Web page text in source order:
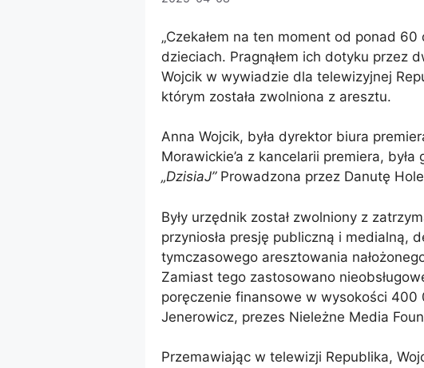
„Czekałem na ten moment od ponad
dzieciach. Pragnąłem ich dotyku przez
Wojcik w wywiadzie dla telewizyjnej
którym została zwolniona z aresztu.
Anna Wojcik, była dyrektor biura
Morawickie’a z kancelarii premiera,
„DzisiaJ”Prowadzona przez Danutę
Były urzędnik został zwolniony z
przyniosła presję publiczną i medialną,
tymczasowego aresztowania
Zamiast tego zastosowano
poręczenie finansowe w wysokości 400
Jenerowicz, prezes Nieleżne Media
Przemawiając w telewizji Republika,